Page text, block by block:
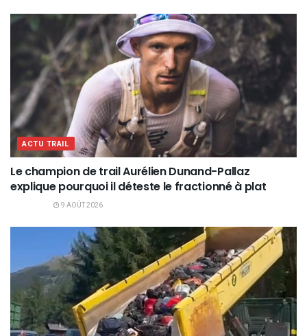
ACTU TRAIL
Le champion de trail Aurélien Dunand-Pallaz
explique pourquoi il déteste le fractionné à plat
9 AOÛT 2026